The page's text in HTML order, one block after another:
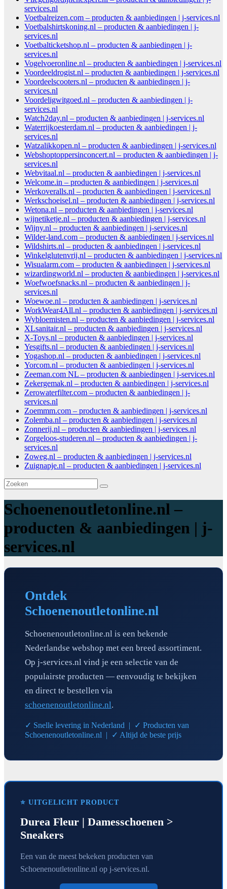
services.nl
Voetbalreizen.com – producten & aanbiedingen | j-services.nl
Voetbalshirtskoning.nl – producten & aanbiedingen | j-
services.nl
Voetbalticketshop.nl – producten & aanbiedingen | j-
services.nl
Vogelvoeronline.nl – producten & aanbiedingen | j-services.nl
Voordeeldrogist.nl – producten & aanbiedingen | j-services.nl
Voordeelscooters.nl – producten & aanbiedingen | j-
services.nl
Voordeligwitgoed.nl – producten & aanbiedingen | j-
services.nl
Watch2day.nl – producten & aanbiedingen | j-services.nl
Waterrijkoesterdam.nl – producten & aanbiedingen | j-
services.nl
Watzalikkopen.nl – producten & aanbiedingen | j-services.nl
Webshoptoppersinconcert.nl – producten & aanbiedingen | j-
services.nl
Webvitaal.nl – producten & aanbiedingen | j-services.nl
Welcome.in – producten & aanbiedingen | j-services.nl
Werkoveralls.nl – producten & aanbiedingen | j-services.nl
Werkschoeisel.nl – producten & aanbiedingen | j-services.nl
Wetona.nl – producten & aanbiedingen | j-services.nl
wijnetiketje.nl – producten & aanbiedingen | j-services.nl
Wijny.nl – producten & aanbiedingen | j-services.nl
Wilder-land.com – producten & aanbiedingen | j-services.nl
Wildshirts.nl – producten & aanbiedingen | j-services.nl
Winkelglutenvrij.nl – producten & aanbiedingen | j-services.nl
Wisualarm.com – producten & aanbiedingen | j-services.nl
wizardingworld.nl – producten & aanbiedingen | j-services.nl
Woefwoefsnacks.nl – producten & aanbiedingen | j-
services.nl
Woewoe.nl – producten & aanbiedingen | j-services.nl
WorkWear4All.nl – producten & aanbiedingen | j-services.nl
Wybloemisten.nl – producten & aanbiedingen | j-services.nl
XLsanitair.nl – producten & aanbiedingen | j-services.nl
X-Toys.nl – producten & aanbiedingen | j-services.nl
Yesgifts.nl – producten & aanbiedingen | j-services.nl
Yogashop.nl – producten & aanbiedingen | j-services.nl
Yorcom.nl – producten & aanbiedingen | j-services.nl
Zeeman.com NL – producten & aanbiedingen | j-services.nl
Zekergemak.nl – producten & aanbiedingen | j-services.nl
Zerowaterfilter.com – producten & aanbiedingen | j-
services.nl
Zoemmm.com – producten & aanbiedingen | j-services.nl
Zolemba.nl – producten & aanbiedingen | j-services.nl
Zonnerij.nl – producten & aanbiedingen | j-services.nl
Zorgeloos-studeren.nl – producten & aanbiedingen | j-
services.nl
Zoweg.nl – producten & aanbiedingen | j-services.nl
Zuignapje.nl – producten & aanbiedingen | j-services.nl
Schoenenoutletonline.nl –
producten & aanbiedingen | j-
services.nl
Ontdek
Schoenenoutletonline.nl
Schoenenoutletonline.nl is een bekende
Nederlandse webshop met een breed assortiment.
Op j-services.nl vind je een selectie van de
populairste producten — eenvoudig te bekijken
en direct te bestellen via
schoenenoutletonline.nl.
✓ Snelle levering in Nederland | ✓ Producten van
Schoenenoutletonline.nl | ✓ Altijd de beste prijs
⭐ UITGELICHT PRODUCT
Durea Fleur | Damesschoenen >
Sneakers
Een van de meest bekeken producten van
Schoenenoutletonline.nl op j-services.nl.